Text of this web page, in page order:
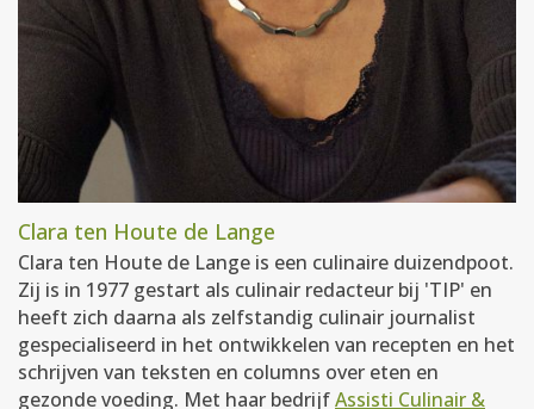
Clara ten Houte de Lange
Clara ten Houte de Lange is een culinaire duizendpoot.
Zij is in 1977 gestart als culinair redacteur bij 'TIP' en
heeft zich daarna als zelfstandig culinair journalist
gespecialiseerd in het ontwikkelen van recepten en het
schrijven van teksten en columns over eten en
gezonde voeding. Met haar bedrijfAssisti Culinair &